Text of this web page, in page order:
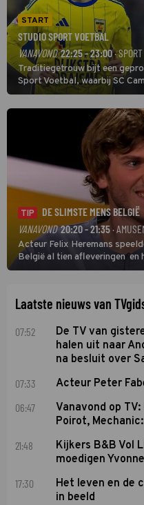
START
STUDIO SPORT VOETBAL
VANAVOND 22:25 - 23:00· SPORT
Traditiegetrouw bijt een
Sport Voetbal, waarbij SC
eerste wedstrijd van het
oefenmeester is Johan Plat
TIP
DE SLIMSTE MENS BELGIË
VANAVOND 20:20 - 21:35·
Acteur Felix Heremans
België al tien afleveringen en
deze seizoensfinale. En er is
Laatste nieuws van
07:52
De TV van
halen uit naar
na besluit over
07:33 Acteur Peter
06:47
Vanavond op
Poirot,
21:48
Kijkers B&B Vol
moedigen
17:30
Het leven en de
in beeld